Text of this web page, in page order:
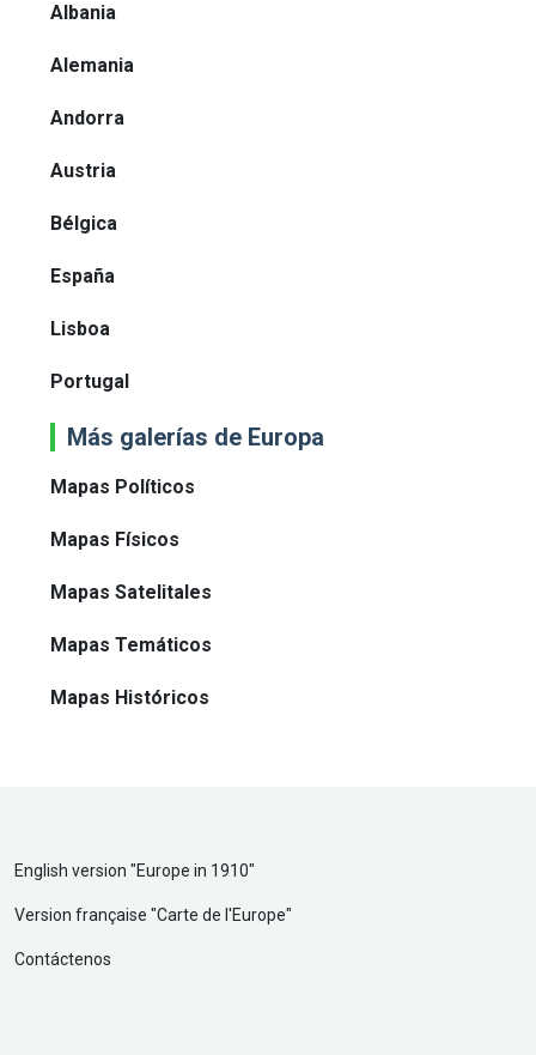
Albania
Alemania
Andorra
Austria
Bélgica
España
Lisboa
Portugal
Más galerías de Europa
Mapas Políticos
Mapas Físicos
Mapas Satelitales
Mapas Temáticos
Mapas Históricos
English version "Europe in 1910"
Version française "Carte de l'Europe"
Contáctenos